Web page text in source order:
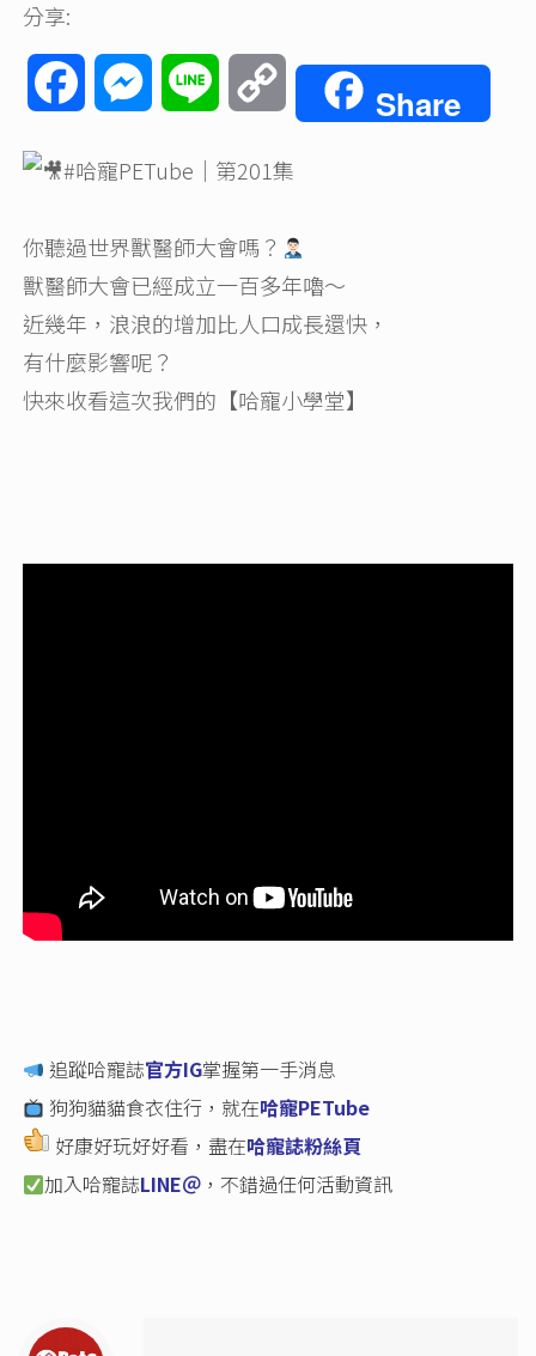
分享:
FacebookMessenger
Line
Copy
Share
#哈寵PETube ｜第201集
你聽過世界獸醫師大會嗎？
獸醫師大會已經成立一百多年嚕～
近幾年，浪浪的增加比人口成長還快，
有什麼影響呢？
快來收看這次我們的【哈寵小學堂】
追蹤哈寵誌官方IG掌握第一手消息
狗狗貓貓食衣住行，就在哈寵PETube
好康好玩好好看，盡在哈寵誌粉絲頁
加入哈寵誌LINE＠ ，不錯過任何活動資訊